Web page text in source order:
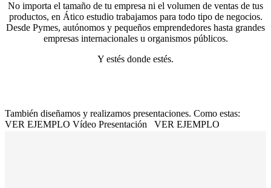
No importa el tamaño de tu empresa ni el volumen de ventas de tus
productos, en Ático estudio trabajamos para todo tipo de negocios.
Desde Pymes, autónomos y pequeños emprendedores hasta grandes
empresas internacionales u organismos públicos.
Y estés donde estés.
También diseñamos y realizamos presentaciones. Como estas:
VER EJEMPLO Vídeo Presentación VER EJEMPLO